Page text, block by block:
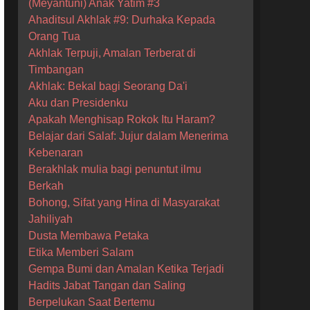
(Meyantuni) Anak Yatim #3
Ahaditsul Akhlak #9: Durhaka Kepada
Orang Tua
Akhlak Terpuji, Amalan Terberat di
Timbangan
Akhlak: Bekal bagi Seorang Da'i
Aku dan Presidenku
Apakah Menghisap Rokok Itu Haram?
Belajar dari Salaf: Jujur dalam Menerima
Kebenaran
Berakhlak mulia bagi penuntut ilmu
Berkah
Bohong, Sifat yang Hina di Masyarakat
Jahiliyah
Dusta Membawa Petaka
Etika Memberi Salam
Gempa Bumi dan Amalan Ketika Terjadi
Hadits Jabat Tangan dan Saling
Berpelukan Saat Bertemu